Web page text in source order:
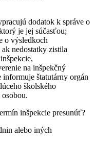
dodatok k správe o
je jej súčasťou;
o výsledkoch
nedostatky zistila
na inšpekčný
štatutárny orgán
školského
inšpekcie presunúť?
alebo iných